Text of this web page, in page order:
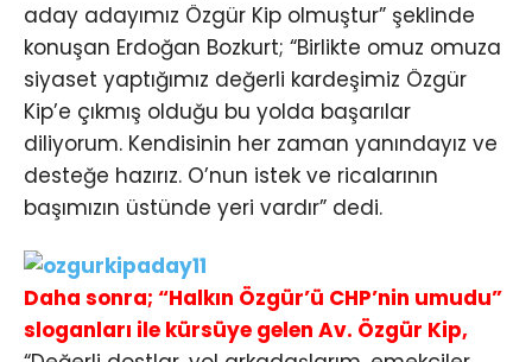
aday adayımız Özgür Kip olmuştur” şeklinde
konuşan Erdoğan Bozkurt; “Birlikte omuz omuza
siyaset yaptığımız değerli kardeşimiz Özgür
Kip’e çıkmış olduğu bu yolda başarılar
diliyorum. Kendisinin her zaman yanındayız ve
desteğe hazırız. O’nun istek ve ricalarının
başımızın üstünde yeri vardır” dedi.
Daha sonra; “Halkın Özgür’ü CHP’nin umudu”
sloganları ile kürsüye gelen Av. Özgür Kip,